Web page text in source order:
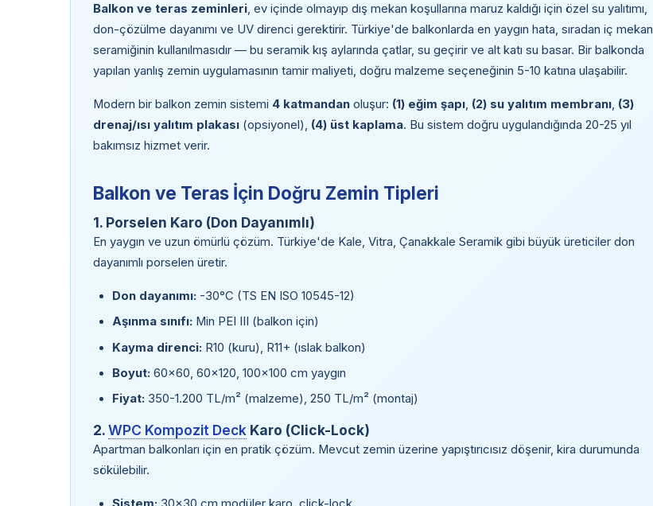
Balkon ve teras zeminleri, ev içinde olmayıp dış mekan koşullarına maruz kaldığı için özel su yalıtımı,
don-çözülme dayanımı ve UV direnci gerektirir. Türkiye'de balkonlarda en yaygın hata, sıradan iç mekan
seramiğinin kullanılmasıdır — bu seramik kış aylarında çatlar, su geçirir ve alt katı su basar. Bir balkonda
yapılan yanlış zemin uygulamasının tamir maliyeti, doğru malzeme seçeneğinin 5-10 katına ulaşabilir.
Modern bir balkon zemin sistemi 4 katmandan oluşur: (1) eğim şapı, (2) su yalıtım membranı, (3)
drenaj/ısı yalıtım plakası (opsiyonel), (4) üst kaplama. Bu sistem doğru uygulandığında 20-25 yıl
bakımsız hizmet verir.
Balkon ve Teras İçin Doğru Zemin Tipleri
1. Porselen Karo (Don Dayanımlı)
En yaygın ve uzun ömürlü çözüm. Türkiye'de Kale, Vitra, Çanakkale Seramik gibi büyük üreticiler don
dayanımlı porselen üretir.
Don dayanımı: -30°C (TS EN ISO 10545-12)
Aşınma sınıfı: Min PEI III (balkon için)
Kayma direnci: R10 (kuru), R11+ (ıslak balkon)
Boyut: 60×60, 60×120, 100×100 cm yaygın
Fiyat: 350-1.200 TL/m² (malzeme), 250 TL/m² (montaj)
2.WPC Kompozit Deck Karo (Click-Lock)
Apartman balkonları için en pratik çözüm. Mevcut zemin üzerine yapıştırıcısız döşenir, kira durumunda
sökülebilir.